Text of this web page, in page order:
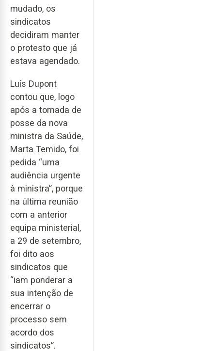
mudado, os
sindicatos
decidiram manter
o protesto que já
estava agendado.
Luís Dupont
contou que, logo
após a tomada de
posse da nova
ministra da Saúde,
Marta Temido, foi
pedida “uma
audiência urgente
à ministra”, porque
na última reunião
com a anterior
equipa ministerial,
a 29 de setembro,
foi dito aos
sindicatos que
“iam ponderar a
sua intenção de
encerrar o
processo sem
acordo dos
sindicatos”.